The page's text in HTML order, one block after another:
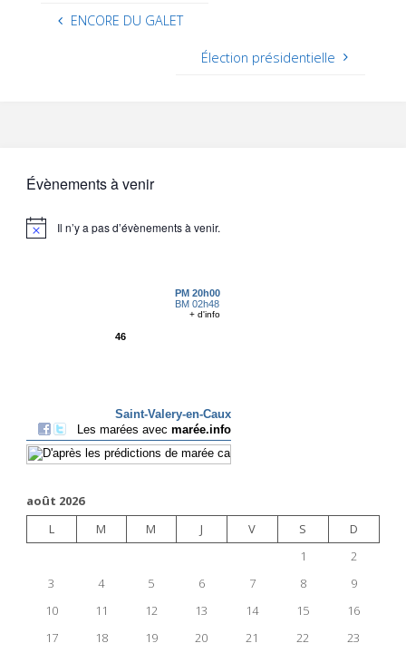
ENCORE DU GALET
Élection présidentielle
Évènements à venir
Il n’y a pas d’évènements à venir.
août 2026
L
M M J V S
D
1
2
3
4 5 6 7 8
9
10
11 12 13 14 15
16
17
18 19 20 21 22 23